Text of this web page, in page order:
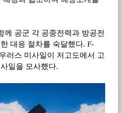
께 공군 각 공중전력과 방공전
대응 절차를 숙달했다. F-
러스 미사일이 저고도에서 고
일을 모사했다.